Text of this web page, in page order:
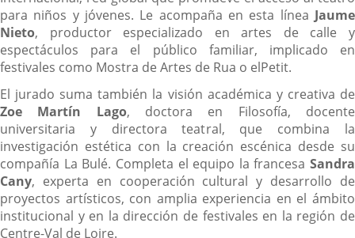
para niños y jóvenes. Le acompaña en esta línea Jaume
Nieto, productor especializado en artes de calle y
espectáculos para el público familiar, implicado en
festivales como Mostra de Artes de Rua o elPetit.
El jurado suma también la visión académica y creativa de
Zoe Martín Lago, doctora en Filosofía, docente
universitaria y directora teatral, que combina la
investigación estética con la creación escénica desde su
compañía La Bulé. Completa el equipo la francesa Sandra
Cany, experta en cooperación cultural y desarrollo de
proyectos artísticos, con amplia experiencia en el ámbito
institucional y en la dirección de festivales en la región de
Centre-Val de Loire.